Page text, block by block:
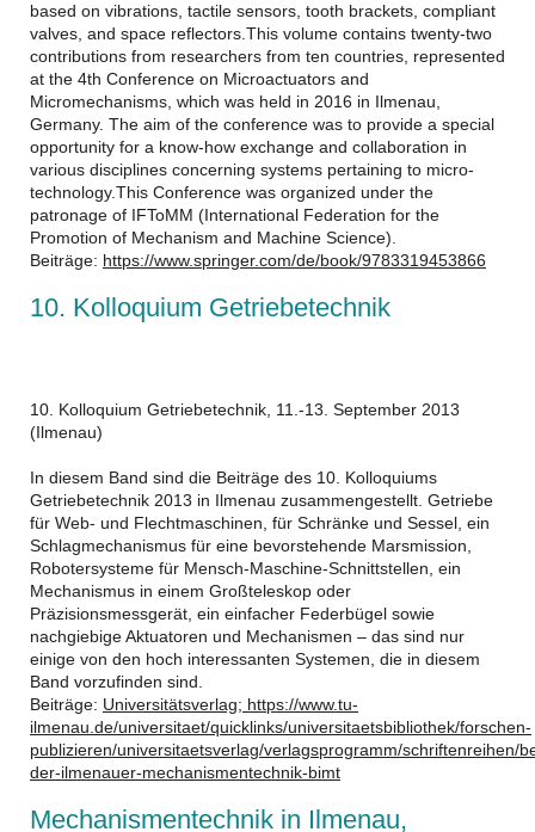
based on vibrations, tactile sensors, tooth brackets, compliant
valves, and space reflectors.This volume contains twenty-two
contributions from researchers from ten countries, represented
at the 4th Conference on Microactuators and
Micromechanisms, which was held in 2016 in Ilmenau,
Germany. The aim of the conference was to provide a special
opportunity for a know-how exchange and collaboration in
various disciplines concerning systems pertaining to micro-
technology.This Conference was organized under the
patronage of IFToMM (International Federation for the
Promotion of Mechanism and Machine Science).
Beiträge: https://www.springer.com/de/book/9783319453866
10. Kolloquium Getriebetechnik
10. Kolloquium Getriebetechnik, 11.-13. September 2013
(Ilmenau)
In diesem Band sind die Beiträge des 10. Kolloquiums
Getriebetechnik 2013 in Ilmenau zusammengestellt. Getriebe
für Web- und Flechtmaschinen, für Schränke und Sessel, ein
Schlagmechanismus für eine bevorstehende Marsmission,
Robotersysteme für Mensch-Maschine-Schnittstellen, ein
Mechanismus in einem Großteleskop oder
Präzisionsmessgerät, ein einfacher Federbügel sowie
nachgiebige Aktuatoren und Mechanismen – das sind nur
einige von den hoch interessanten Systemen, die in diesem
Band vorzufinden sind.
Beiträge: Universitätsverlag; https://www.tu-
ilmenau.de/universitaet/quicklinks/universitaetsbibliothek/forschen-
publizieren/universitaetsverlag/verlagsprogramm/schriftenreihen/
der-ilmenauer-mechanismentechnik-bimt
Mechanismentechnik in Ilmenau,